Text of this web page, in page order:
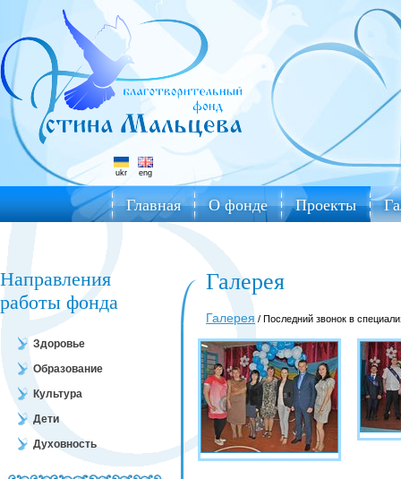
ukr eng
Главная О фонде Проекты
Направления
работы фонда
Здоровье
Образование
Культура
Дети
Духовность
Галерея
Галерея / Последний звонок в